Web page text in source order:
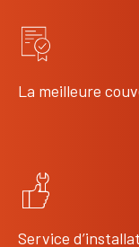
La meilleure
Service